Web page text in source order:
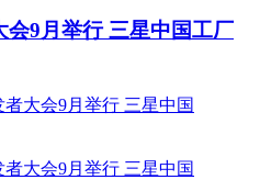
会9月举行 三星中国工厂